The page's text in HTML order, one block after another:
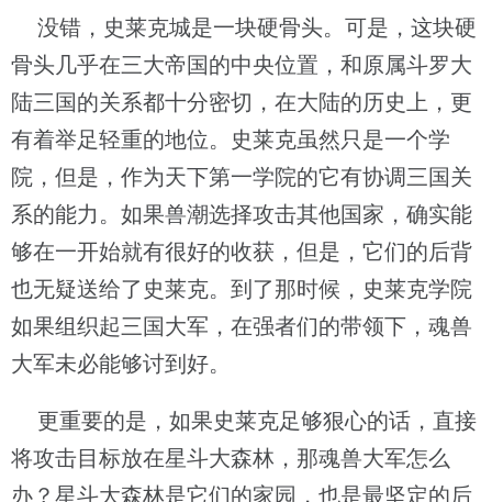
没错，史莱克城是一块硬骨头。可是，这块硬
骨头几乎在三大帝国的中央位置，和原属斗罗大
陆三国的关系都十分密切，在大陆的历史上，更
有着举足轻重的地位。史莱克虽然只是一个学
院，但是，作为天下第一学院的它有协调三国关
系的能力。如果兽潮选择攻击其他国家，确实能
够在一开始就有很好的收获，但是，它们的后背
也无疑送给了史莱克。到了那时候，史莱克学院
如果组织起三国大军，在强者们的带领下，魂兽
大军未必能够讨到好。
更重要的是，如果史莱克足够狠心的话，直接
将攻击目标放在星斗大森林，那魂兽大军怎么
办？星斗大森林是它们的家园，也是最坚定的后